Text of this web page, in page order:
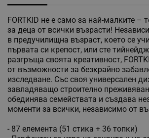
FORTKID не е само за най-малките –
за деца от всички възрасти!
в предучилищна възраст, което се
първата си крепост, или сте
разгръща своята креативност,
от възможности за безкрайно
изследване. Със своя универсален
завладяващо строително
обединява семействата и създава
моменти за всички, независимо от
- 87 елемента (51 стика + 36 топки)